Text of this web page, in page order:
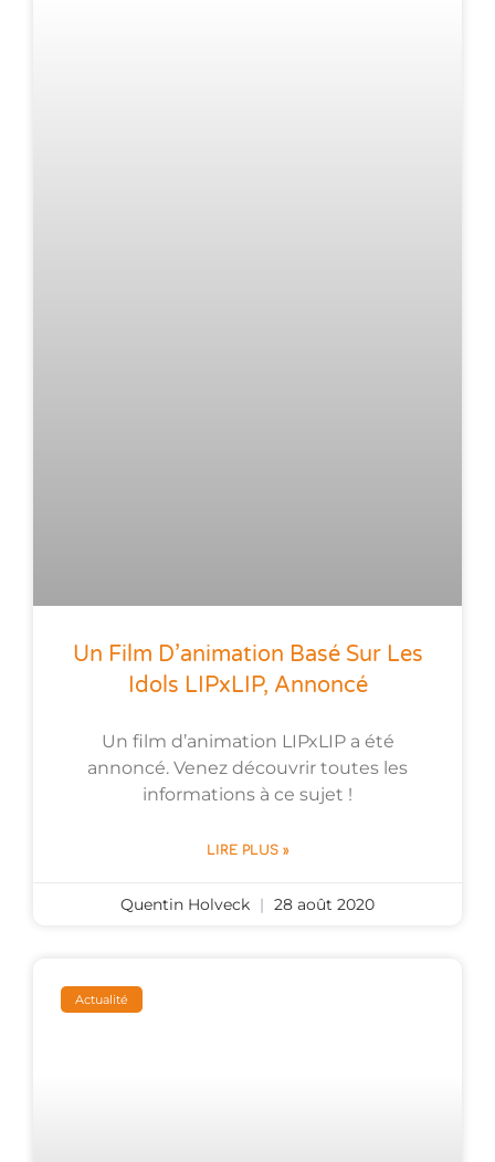
Un Film D’animation Basé Sur Les
Idols LIPxLIP, Annoncé
Un film d’animation LIPxLIP a été
annoncé. Venez découvrir toutes les
informations à ce sujet !
LIRE PLUS »
Quentin Holveck 28 août 2020
Actualité